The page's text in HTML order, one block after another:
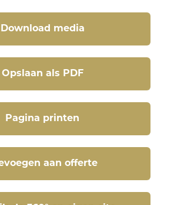
Download media
Opslaan als PDF
Pagina printen
aan offerte